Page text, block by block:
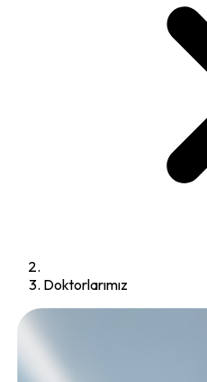
Doktorlarımız